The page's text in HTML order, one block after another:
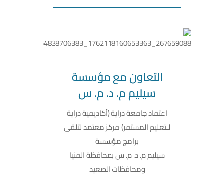
التعاون مع مؤسسة
سيليم م. د. م. س
اعتماد جامعة دراية (أكاديمية دراية
للتعليم المستمر) مركز معتمد لتلقى
برامج مؤسسة
سيليم م. د. م. س بمحافظة المنيا
ومحافظات الصعيد